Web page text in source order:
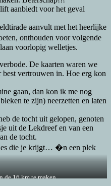
aanbiedt voor het geval
aanvult met het heerlijke
onthouden voor volgende
voorlopig welletjes.
De kaarten waren we
vertrouwen in. Hoe erg kon
gaan, dan kon ik me nog
te zijn) neerzetten en laten
de tocht uit gelopen, genoten
uit de Lekdreef en van een
de tocht.
die je krijgt… �n een plek
de 16 km te maken…